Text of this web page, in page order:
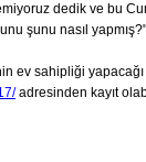
dedik ve bu
şunu nasıl
ev sahipliği
adresinden kayıt